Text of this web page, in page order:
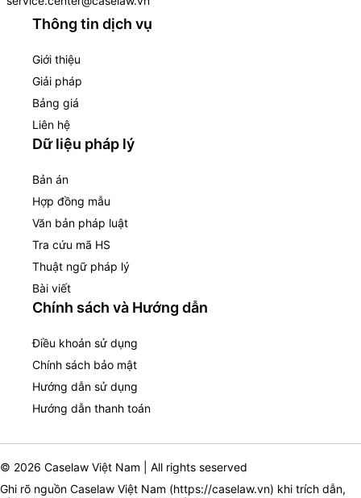
Thông tin dịch vụ
Giới thiệu
Giải pháp
Bảng giá
Liên hệ
Dữ liệu pháp lý
Bản án
Hợp đồng mẫu
Văn bản pháp luật
Tra cứu mã HS
Thuật ngữ pháp lý
Bài viết
Chính sách và Hướng dẫn
Điều khoản sử dụng
Chính sách bảo mật
Hướng dẫn sử dụng
Hướng dẫn thanh toán
© 2026 Caselaw Việt Nam | All rights seserved
Ghi rõ nguồn Caselaw Việt Nam (https://caselaw.vn) khi trích dẫn,